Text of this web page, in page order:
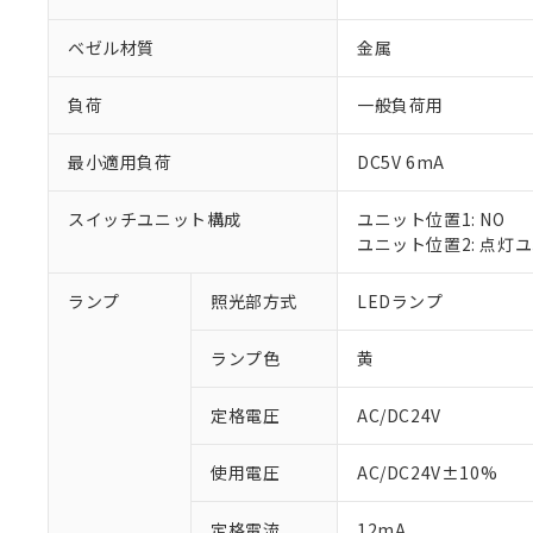
ベゼル材質 金属
負荷 一般負荷用
最小適用負荷 DC5V 6mA
スイッチユニット構成
ユニット位置1: NO
ユニット位置2: 点灯
ランプ 照光部方式 LEDランプ
ランプ色 黄
定格電圧 AC/DC24V
使用電圧 AC/DC24V±10%
ご利用条件
以下の条件をお
※1 対応状況
対応予定：EU
対応予定なし：
調査・確認中：
非該当品：ライセ
※1 中国